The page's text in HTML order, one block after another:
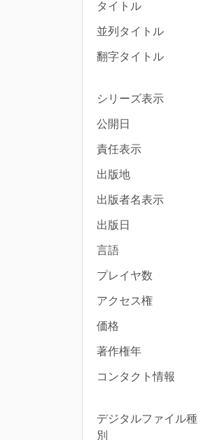
タイトル
並列タイトル
翻字タイトル
シリーズ表示
公開日
責任表示
出版地
出版者名表示
出版日
言語
プレイヤ数
アクセス権
価格
著作権年
コンタクト情報
デジタルファイル種
別